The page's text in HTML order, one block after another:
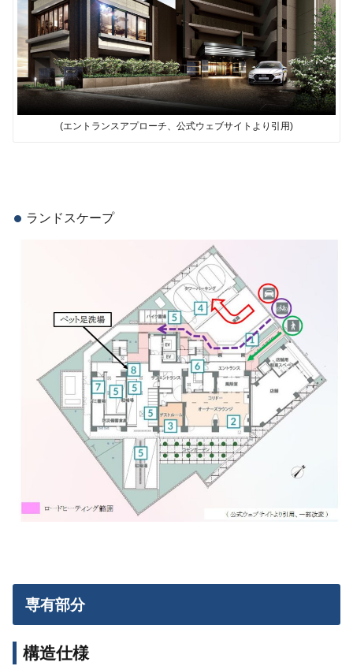
(エントランスアプローチ、公式ウェブサイトより引用)
ランドスケープ
専有部分
構造仕様